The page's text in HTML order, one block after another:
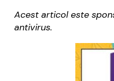
Acest articol este
antivirus.